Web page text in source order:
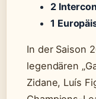
2
1
In der Saison
legendären
Zidane, Luís